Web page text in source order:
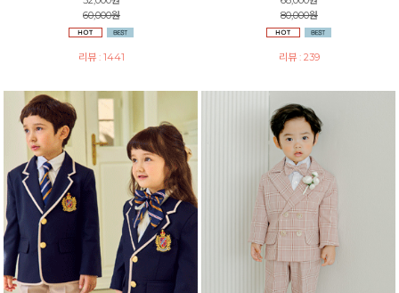
60,000원
리뷰 : 1441
80,000원
리뷰 : 239